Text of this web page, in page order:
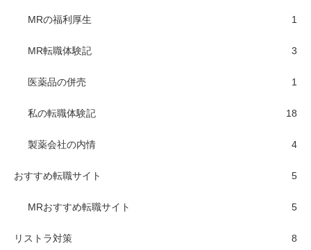
MRの福利厚生 1
MR転職体験記 3
医薬品の併売 1
私の転職体験記 18
製薬会社の内情 4
おすすめ転職サイト 5
MRおすすめ転職サイト 5
リストラ対策 8